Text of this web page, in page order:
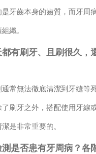
牙齒本身的齒質，而牙周
織。
有刷牙、且刷很久，
常無法徹底清潔到牙縫等
刷牙之外，搭配使用牙線
是非常重要的。
是否患有牙周病？各